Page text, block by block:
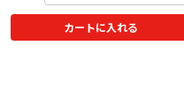
カートに入れる